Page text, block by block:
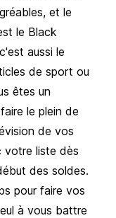
et le
le Black
aussi le
de sport ou
êtes un
le plein de
de vos
votre liste dès
des soldes.
pour faire vos
à vous battre